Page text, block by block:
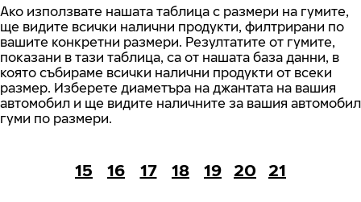
Ако използвате нашата таблица с размери на гумите,
ще видите всички налични продукти, филтрирани по
вашите конкретни размери. Резултатите от гумите,
показани в тази таблица, са от нашата база данни, в
която събираме всички налични продукти от всеки
размер. Изберете диаметъра на джантата на вашия
автомобил и ще видите наличните за вашия автомобил
гуми по размери.
15 16 17 18 19 20 21